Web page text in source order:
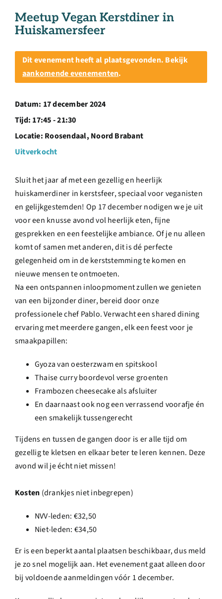
Ondernemer
Contact
Doneren
Shop
Meetup Vegan Kerstdiner in
Huiskamersfeer
Dit evenement heeft al plaatsgevonden. Bekijk
aankomende evenementen.
Datum: 17 december 2024
Tijd: 17:45 - 21:30
Locatie: Roosendaal, Noord Brabant
Uitverkocht
Sluit het jaar af met een gezellig en heerlijk
huiskamerdiner in kerstsfeer, speciaal voor veganisten
en gelijkgestemden! Op 17 december nodigen we je uit
voor een knusse avond vol heerlijk eten, fijne
gesprekken en een feestelijke ambiance. Of je nu alleen
komt of samen met anderen, dit is dé perfecte
gelegenheid om in de kerststemming te komen en
nieuwe mensen te ontmoeten.
Na een ontspannen inloopmoment zullen we genieten
van een bijzonder diner, bereid door onze
professionele chef Pablo. Verwacht een shared dining
ervaring met meerdere gangen, elk een feest voor je
smaakpapillen:
Gyoza van oesterzwam en spitskool
Thaise curry boordevol verse groenten
Frambozen cheesecake als afsluiter
En daarnaast ook nog een verrassend voorafje én
een smakelijk tussengerecht
Tijdens en tussen de gangen door is er alle tijd om
gezellig te kletsen en elkaar beter te leren kennen. Deze
avond wil je écht niet missen!
Kosten (drankjes niet inbegrepen)
NVV-leden: €32,50
Niet-leden: €34,50
Er is een beperkt aantal plaatsen beschikbaar, dus meld
je zo snel mogelijk aan. Het evenement gaat alleen door
bij voldoende aanmeldingen vóór 1 december.